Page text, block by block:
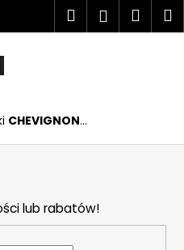
SzukajZaloguj
CHEVIGNON...
lub rabatów!